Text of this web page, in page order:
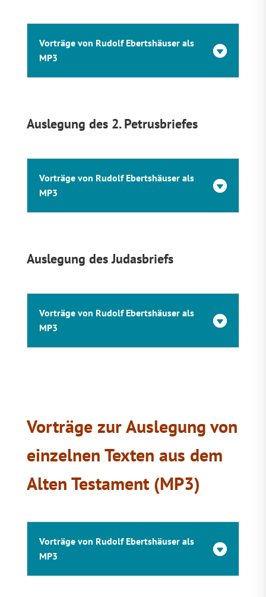
Vorträge von Rudolf Ebertshäuser als
MP3
Auslegung des 2. Petrusbriefes
Vorträge von Rudolf Ebertshäuser als
MP3
Auslegung des Judasbriefs
Vorträge von Rudolf Ebertshäuser als
MP3
Vorträge zur Auslegung von
einzelnen Texten aus dem
Alten Testament (MP3)
Vorträge von Rudolf Ebertshäuser als
MP3